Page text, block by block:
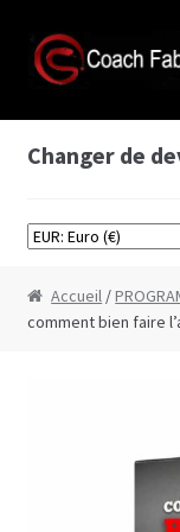
Aller
à
Aller
au
Accès membre
Formations
Formation
Formation
Changer de
Accueil /
comment bien faire